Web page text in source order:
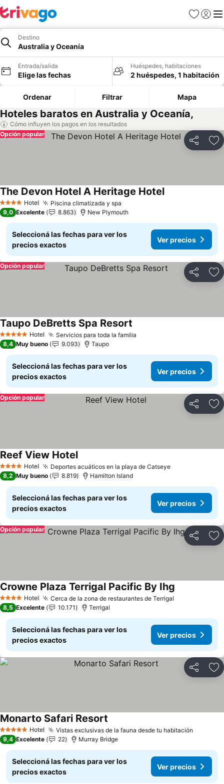
Favoritos
Iniciar
Destino
Australia y Oceanía
Entrada/salida
Elige las fechas
Huéspedes, habitaciones
2 huéspedes, 1 habitación
Ordenar Filtrar Mapa
Hoteles baratos en Australia y Oceanía,
Cómo influyen los pagos en los resultados
Compartir
Opción popular
4 EstrellasHotel Piscina climatizada y spa
The Devon Hotel A Heritage HotelVer precios
9,0 Excelente 8.863 New Plymouth
Seleccioná las fechas para ver los
precios exactos
Ver precios
Compartir
Opción popular
5 Estrellas Hotel Servicios para toda la familia
Taupo DeBretts Spa Resort
8,4 Muy bueno 9.093 Taupo
Seleccioná las fechas para ver los
precios exactos
Ver precios
Compartir
Opción popular
4 EstrellasHotel Deportes acuáticos en la playa de CatseyeVer precios
Reef View HotelVer precios
8,2 Muy bueno 8.819 Hamilton Island
Seleccioná las fechas para ver los
precios exactos
Ver precios
Compartir
Opción popular
4 EstrellasHotel Cerca de la zona de restaurantes de Terrigal
Crowne Plaza Terrigal Pacific By Ihg
8,5 Excelente 10.171 Terrigal
Seleccioná las fechas para ver los
precios exactos
Ver precios
Compartir
5 Estrellas Hotel Vistas exclusivas de la fauna desde tu habitación
Monarto Safari Resort
9,4 Excelente 22 Murray Bridge
Seleccioná las fechas para ver los
precios exactos
Ver precios